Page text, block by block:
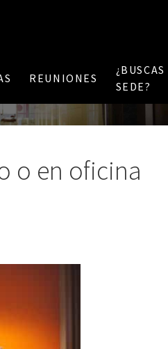
REUNIONES
¿BUSCAS
SEDE?
o en oficina